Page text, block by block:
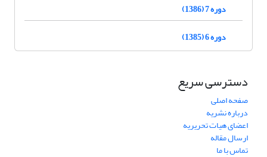
دوره 7 (1386)
دوره 6 (1385)
دسترسی سریع
صفحه اصلی
درباره نشریه
اعضای هیات تحریریه
ارسال مقاله
تماس با ما